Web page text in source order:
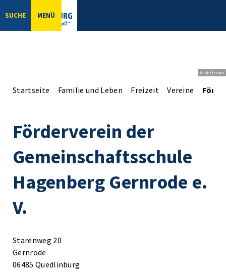
SUCHE MENÜ
© bbsferrari
Startseite Familie und Leben Freizeit Vereine
Förderverein der
Gemeinschaftsschule
Hagenberg Gernrode e.
V.
Starenweg 20
Gernrode
06485 Quedlinburg